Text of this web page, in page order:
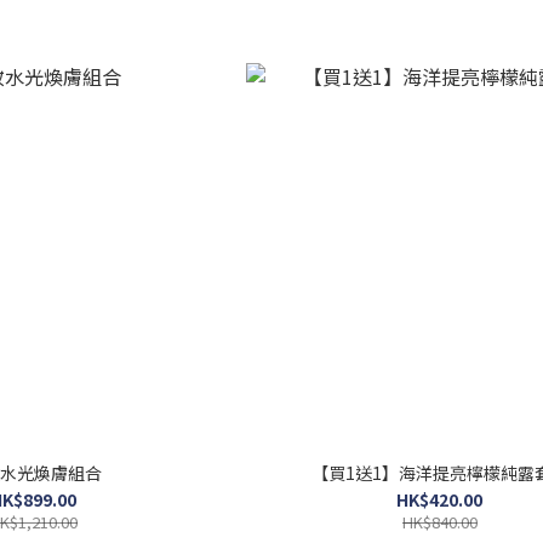
光煥膚組合
【買1送1】海洋提亮檸檬純露
HK$420.00
HK$840.00